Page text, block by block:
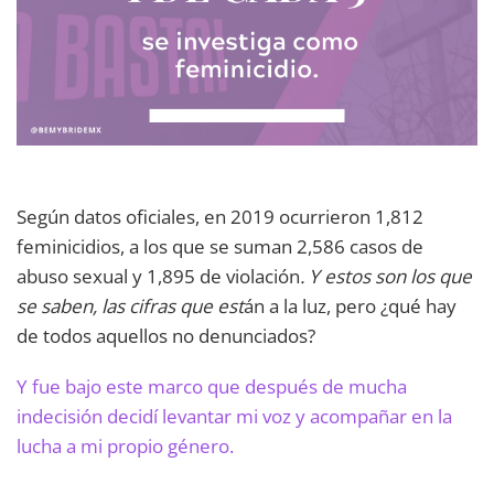
Según datos oficiales, en 2019 ocurrieron 1,812
feminicidios, a los que se suman 2,586 casos de
abuso sexual y 1,895 de violación. Y estos son los que
se saben, las cifras que están a la luz, pero ¿qué hay
de todos aquellos no denunciados?
Y fue bajo este marco que después de mucha
indecisión decidí levantar mi voz y acompañar en la
lucha a mi propio género.